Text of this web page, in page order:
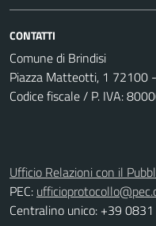
CONTATTI
Comune di Brindisi
Piazza Matteotti, 1 72100
Codice fiscale / P. IVA:
Ufficio Relazioni con il
PEC:
Centralino unico: +39